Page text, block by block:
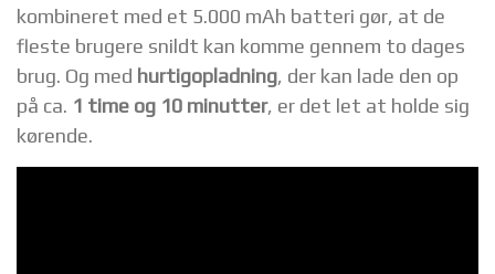
kombineret med et 5.000 mAh batteri gør, at de
fleste brugere snildt kan komme gennem to dages
brug. Og med hurtigopladning, der kan lade den op
på ca. 1 time og 10 minutter, er det let at holde sig
kørende.